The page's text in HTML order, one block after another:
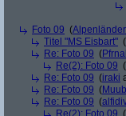
Foto 09 (Alpenländer
Titel "MS Eisbart" (
Re: Foto 09 (
Re(2): Foto 09 (
Re: Foto 09 (iraki
Re: Foto 09 (
Re: Foto 09 (
Re(2): Foto 09 (